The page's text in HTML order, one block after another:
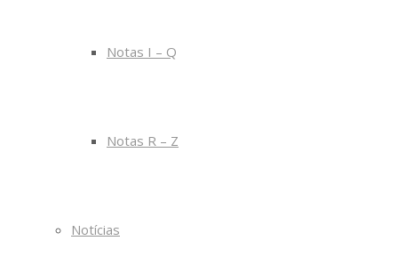
Notas I – Q
Notas R – Z
Notícias